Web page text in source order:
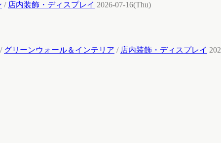
/ 店内装飾・ディスプレイ 2026-07-16(Thu)
グリーンウォール＆インテリア / 店内装飾・ディスプレイ